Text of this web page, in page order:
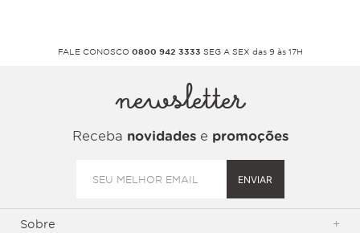
FALE CONOSCO 0800 942 3333 SEG A SEX das 9 às 17H
newsletter
Receba novidadese promoções
ENVIAR
Sobre +